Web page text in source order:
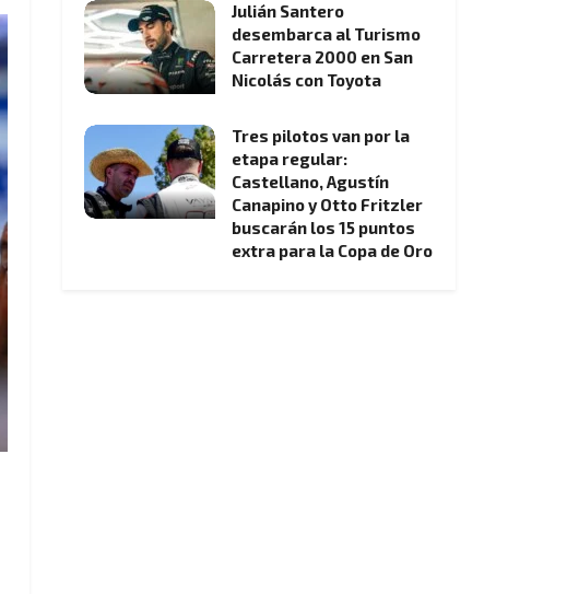
Julián Santero
desembarca al Turismo
Carretera 2000 en San
Nicolás con Toyota
Tres pilotos van por la
etapa regular:
Castellano, Agustín
Canapino y Otto Fritzler
buscarán los 15 puntos
extra para la Copa de Oro